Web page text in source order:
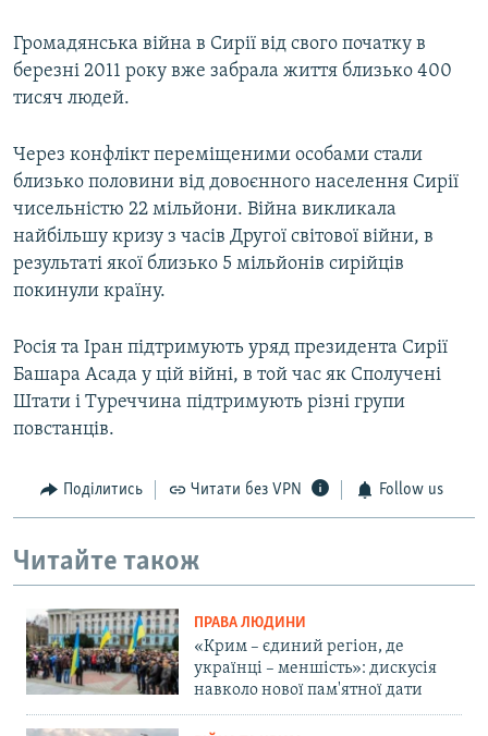
Громадянська війна в Сирії від свого початку в
березні 2011 року вже забрала життя близько 400
тисяч людей.
Через конфлікт переміщеними особами стали
близько половини від довоєнного населення Сирії
чисельністю 22 мільйони. Війна викликала
найбільшу кризу з часів Другої світової війни, в
результаті якої близько 5 мільйонів сирійців
покинули країну.
Росія та Іран підтримують уряд президента Сирії
Башара Асада у цій війні, в той час як Сполучені
Штати і Туреччина підтримують різні групи
повстанців.
Поділитись Читати без VPN Follow us
Читайте також
ПРАВА ЛЮДИНИ
«Крим – єдиний регіон, де
українці – меншість»: дискусія
навколо нової пам'ятної дати